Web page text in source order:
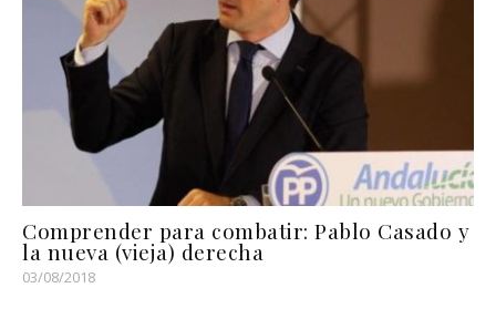
Comprender para combatir: Pablo Casado y
la nueva (vieja) derecha
03/08/2018